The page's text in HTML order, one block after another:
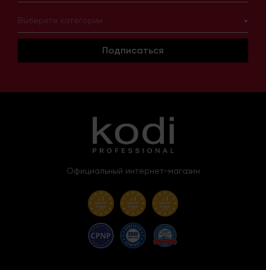
Выберите категории
Подписаться
Официальный интернет-магазин